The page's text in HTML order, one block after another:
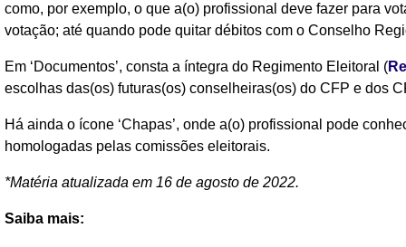
como, por exemplo, o que a(o) profissional deve fazer para
votação; até quando pode quitar débitos com o Conselho
Em ‘Documentos’, consta a íntegra do Regimento Eleitoral (
escolhas das(os) futuras(os) conselheiras(os) do CFP e dos
Há ainda o ícone ‘Chapas’, onde a(o) profissional pode
homologadas pelas comissões eleitorais.
*Matéria atualizada em 16 de agosto de 2022.
Saiba mais: